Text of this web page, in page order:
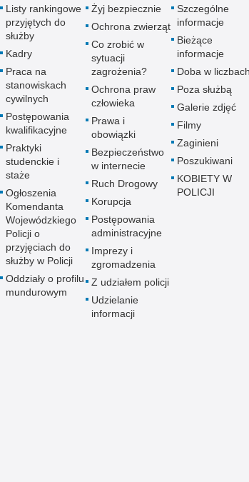
Listy rankingowe
przyjętych do
służby
Kadry
Praca na
stanowiskach
cywilnych
Postępowania
kwalifikacyjne
Praktyki
studenckie i
staże
Ogłoszenia
Komendanta
Wojewódzkiego
Policji o
przyjęciach do
służby w Policji
Oddziały o profilu
mundurowym
Żyj bezpiecznie
Ochrona zwierząt
Co zrobić w
sytuacji
zagrożenia?
Ochrona praw
człowieka
Prawa i
obowiązki
Bezpieczeństwo
w internecie
Ruch Drogowy
Korupcja
Postępowania
administracyjne
Imprezy i
zgromadzenia
Z udziałem policji
Udzielanie
informacji
Szczególne
informacje
Bieżące
informacje
Doba w liczbach
Poza służbą
Galerie zdjęć
Filmy
Zaginieni
Poszukiwani
KOBIETY W
POLICJI